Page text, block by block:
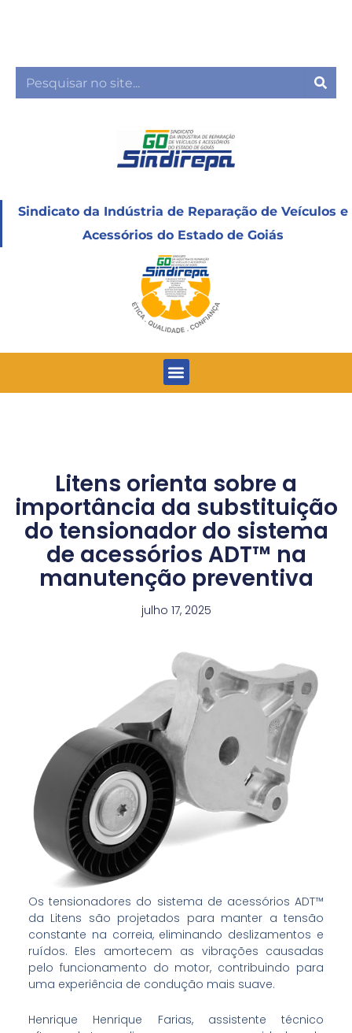
conteúdo
Sindicato da Indústria de Reparação de Veículos e
Acessórios do Estado de Goiás
Menu
Litens orienta sobre a
importância da substituição
do tensionador do sistema
de acessórios ADT™ na
manutenção preventiva
julho 17, 2025
Os tensionadores do sistema de acessórios ADT™
da Litens são projetados para manter a tensão
constante na correia, eliminando deslizamentos e
ruídos. Eles amortecem as vibrações causadas
pelo funcionamento do motor, contribuindo para
uma experiência de condução mais suave.
Henrique Henrique Farias, assistente técnico